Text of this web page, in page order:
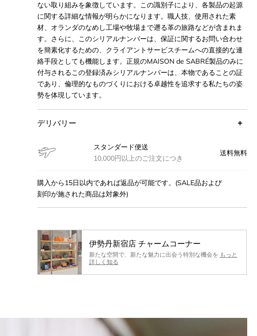
ない取り組みを象徴しています。この識別子により、各製品の起源
に関する詳細な情報が明らかになります。職人技、使用された素
材、オランダのなめし工場や牧場まで遡る革の旅路などが含まれま
す。さらに、このシリアルナンバーは、保証に関するお問い合わせ
を簡素化するための、クライアントサービスチームへの直接的な連
絡手段としても機能します。正規のMAISON de SABRÉ製品のみに
付与されるこの登録済みシリアルナンバーは、本物であることの証
であり、倫理的なものづくりにおける卓越性を追求する私たちの姿
勢を体現しています。
デリバリー
スタンダード便送
10,000円以上のご注文につき
送料無料
購入から15日以内であれば返品が可能です。(SALE品および
刻印が施された商品は対象外)
伊勢丹新宿店 チャームコーナー
新たな空間で、新たな魅力に出会う特別な機会を もっと
詳しく知る
10% Off
初回購入のみ